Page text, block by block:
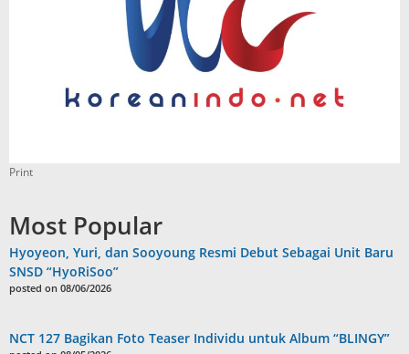
Print
Most Popular
Hyoyeon, Yuri, dan Sooyoung Resmi Debut Sebagai Unit Baru
SNSD “HyoRiSoo”
posted on 08/06/2026
NCT 127 Bagikan Foto Teaser Individu untuk Album “BLINGY”